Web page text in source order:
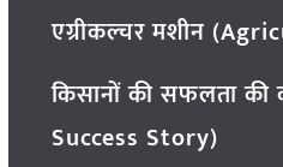
एग्रीकल्चर मशीन
किसानों की सफलता की
Success Story)